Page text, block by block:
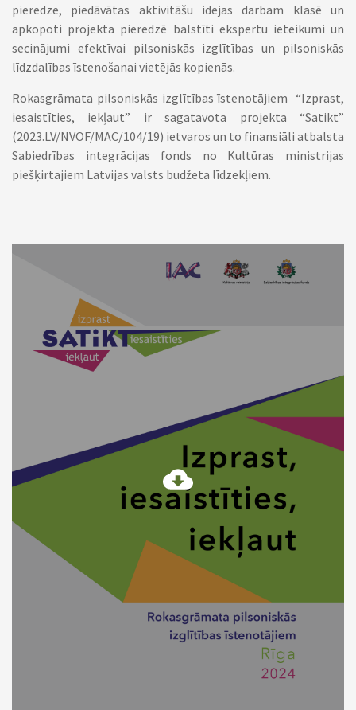
pieredze, piedāvātas aktivitāšu idejas darbam klasē un
apkopoti projekta pieredzē balstīti ekspertu ieteikumi un
secinājumi efektīvai pilsoniskās izglītības un pilsoniskās
līdzdalības īstenošanai vietējās kopienās.
Rokasgrāmata pilsoniskās izglītības īstenotājiem “Izprast,
iesaistīties, iekļaut” ir sagatavota projekta “Satikt”
(2023.LV/NVOF/MAC/104/19) ietvaros un to finansiāli atbalsta
Sabiedrības integrācijas fonds no Kultūras ministrijas
piešķirtajiem Latvijas valsts budžeta līdzekļiem.